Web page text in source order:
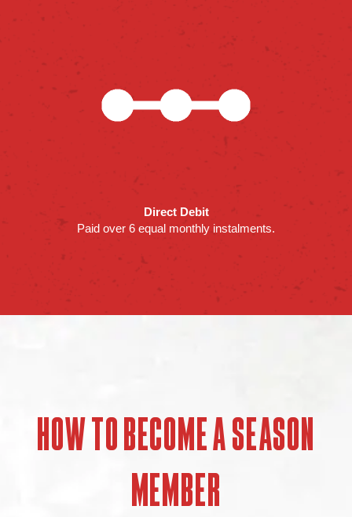
Direct Debit
Paid over 6 equal monthly instalments.
How to become a Season
Member